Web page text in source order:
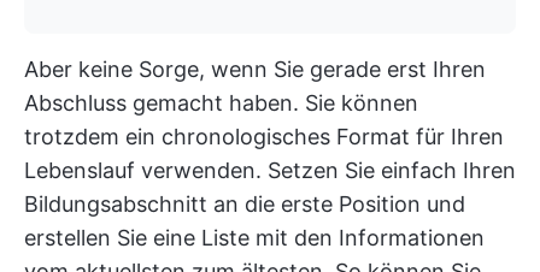
Aber keine Sorge, wenn Sie gerade erst Ihren
Abschluss gemacht haben. Sie können
trotzdem ein chronologisches Format für Ihren
Lebenslauf verwenden. Setzen Sie einfach Ihren
Bildungsabschnitt an die erste Position und
erstellen Sie eine Liste mit den Informationen